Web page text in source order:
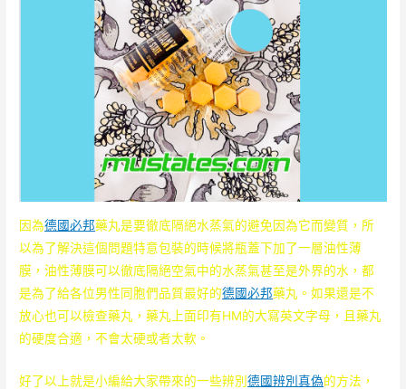
因為德國必邦藥丸是要徹底隔絕水蒸氣的避免因為它而變質，所
以為了解決這個問題特意包裝的時候將瓶蓋下加了一層油性薄
膜，油性薄膜可以徹底隔絕空氣中的水蒸氣甚至是外界的水，都
是為了給各位男性同胞們品質最好的德國必邦藥丸。如果還是不
放心也可以檢查藥丸，藥丸上面印有HM的大寫英文字母，且藥丸
的硬度合適，不會太硬或者太軟。
好了以上就是小編給大家帶來的一些辨別德國辨別真偽的方法，